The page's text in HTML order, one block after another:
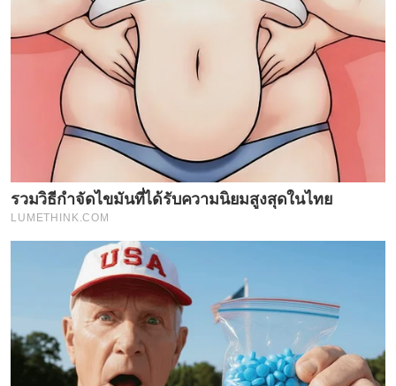
รวมวิธีกำจัดไขมันที่ได้รับความนิยมสูงสุดในไทย
LUMETHINK.COM